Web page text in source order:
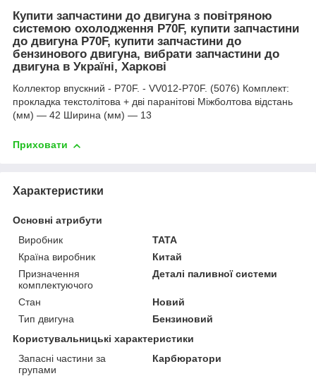
Купити запчастини до двигуна з повітряною
системою охолодження P70F, купити запчастини
до двигуна P70F, купити запчастини до
бензинового двигуна, вибрати запчастини до
двигуна в Україні, Харкові
Коллектор впускний - P70F. - VV012-P70F. (5076) Комплект:
прокладка текстолітова + дві паранітові Міжболтова відстань
(мм) — 42 Ширина (мм) — 13
Приховати
Характеристики
Основні атрибути
Виробник
TATA
Країна виробник
Китай
Призначення
комплектуючого
Деталі паливної системи
Стан
Новий
Тип двигуна
Бензиновий
Користувальницькі характеристики
Запасні частини за
групами
Карбюратори